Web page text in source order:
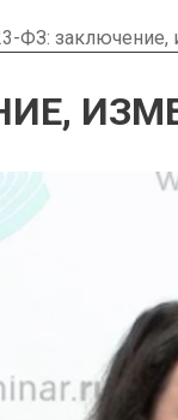
ФЗ: заключение,